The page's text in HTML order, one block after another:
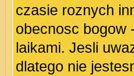
czasie roznych
obecnosc bogow
laikami. Jesli
dlatego nie